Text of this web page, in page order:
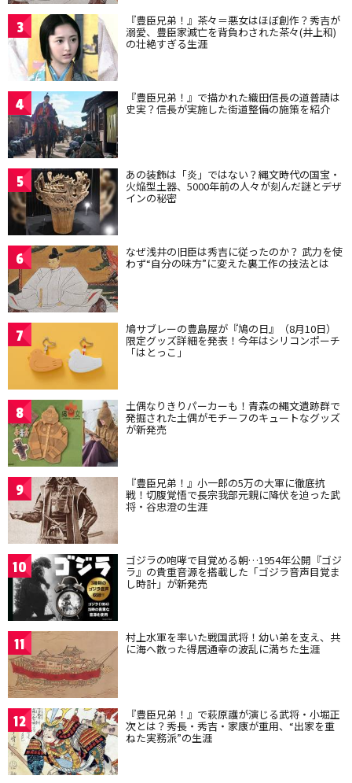
3 『豊臣兄弟！』茶々＝悪女はほぼ創作？秀吉が
溺愛、豊臣家滅亡を背負わされた茶々(井上和)
の壮絶すぎる生涯
4 『豊臣兄弟！』で描かれた織田信長の道普請は
史実？信長が実施した街道整備の施策を紹介
5 あの装飾は「炎」ではない？縄文時代の国宝・
火焔型土器、5000年前の人々が刻んだ謎とデザ
インの秘密
6 なぜ浅井の旧臣は秀吉に従ったのか？ 武力を使
わず“自分の味方”に変えた裏工作の技法とは
7 鳩サブレーの豊島屋が『鳩の日』（8月10日）
限定グッズ詳細を発表！今年はシリコンポーチ
「はとっこ」
8 土偶なりきりパーカーも！青森の縄文遺跡群で
発掘された土偶がモチーフのキュートなグッズ
が新発売
9 『豊臣兄弟！』小一郎の5万の大軍に徹底抗
戦！切腹覚悟で長宗我部元親に降伏を迫った武
将・谷忠澄の生涯
10 ゴジラの咆哮で目覚める朝…1954年公開『ゴジ
ラ』の貴重音源を搭載した「ゴジラ音声目覚ま
し時計」が新発売
11 村上水軍を率いた戦国武将！幼い弟を支え、共
に海へ散った得居通幸の波乱に満ちた生涯
12 『豊臣兄弟！』で萩原護が演じる武将・小堀正
次とは？秀長・秀吉・家康が重用、“出家を重
ねた実務派”の生涯